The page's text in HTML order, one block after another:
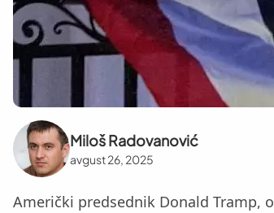
Miloš Radovanović
avgust 26, 2025
Američki predsednik Donald Tramp,